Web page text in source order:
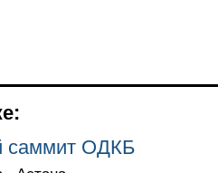
саммит ОДКБ